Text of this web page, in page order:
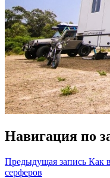
Навигация по
Предыдущая запись Как
серферов